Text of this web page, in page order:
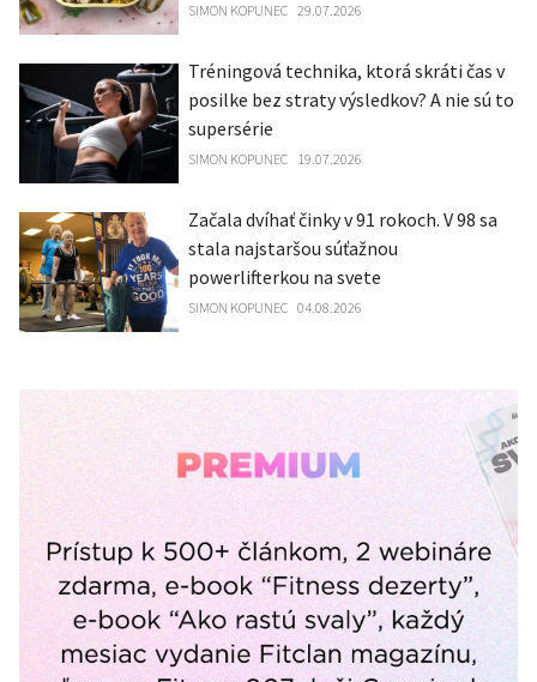
SIMON KOPUNEC 29.07.2026
Tréningová technika, ktorá skráti čas v
posilke bez straty výsledkov? A nie sú to
supersérie
SIMON KOPUNEC 19.07.2026
Začala dvíhať činky v 91 rokoch. V 98 sa
stala najstaršou súťažnou
powerlifterkou na svete
SIMON KOPUNEC 04.08.2026